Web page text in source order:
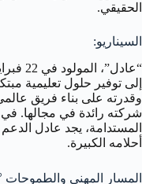
الحقيقي.
السيناريو:
إلى توفير حلول تعليمية
شركته رائدة في مجالها. في
المستدامة، يجد عادل
أحلامه الكبيرة.
المسار المهني والطموحات